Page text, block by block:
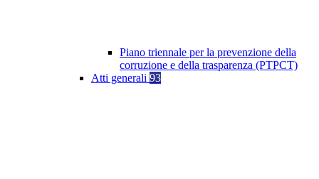
Piano triennale per la prevenzione della
corruzione e della trasparenza (PTPCT)
Atti generali 93